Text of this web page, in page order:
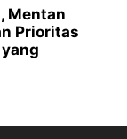
Mentan
Prioritas